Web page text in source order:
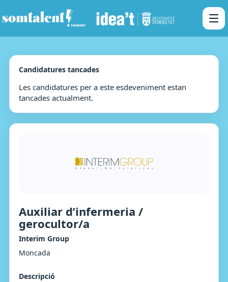
Candidatures tancades
Les candidatures per a este esdeveniment estan
tancades actualment.
Auxiliar d’infermeria /
gerocultor/a
Interim Group
Moncada
Descripció